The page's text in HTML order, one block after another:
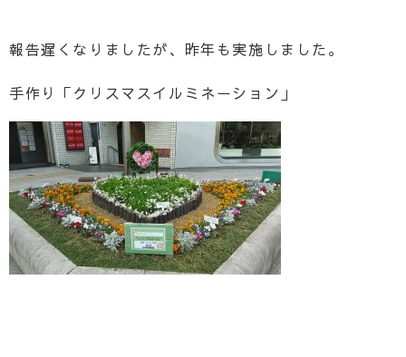
報告遅くなりましたが、昨年も実施しました。
手作り「クリスマスイルミネーション」